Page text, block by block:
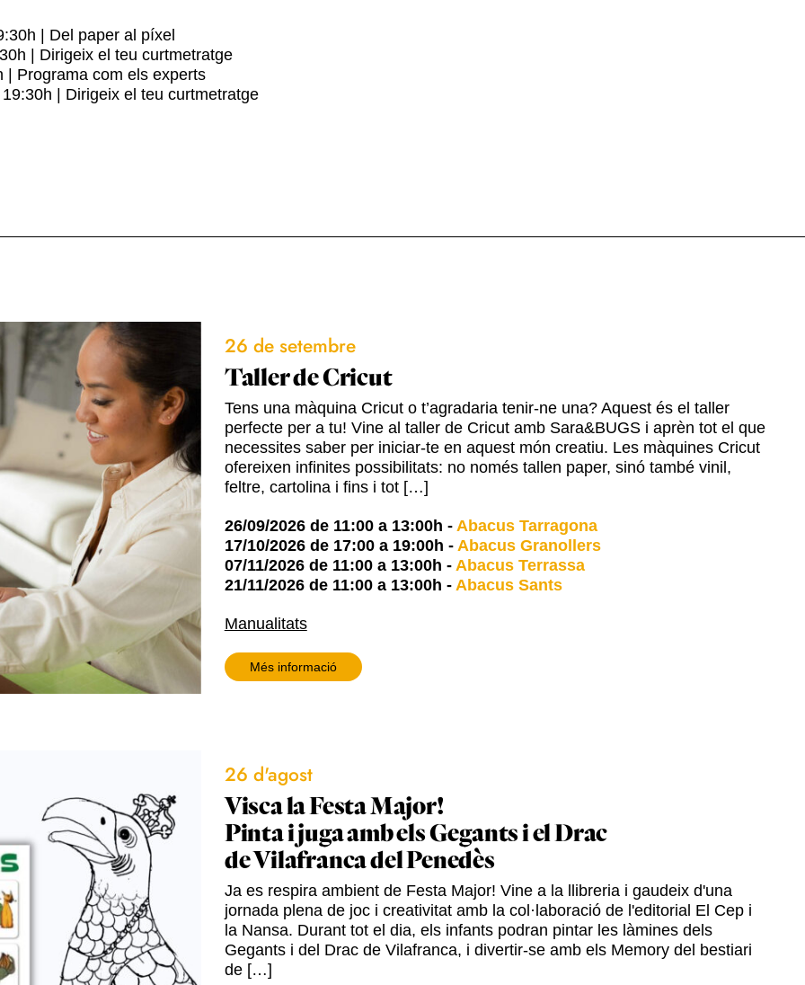
| Del paper al píxel
| Dirigeix el teu curtmetratge
| Programa com els experts
| Dirigeix el teu curtmetratge
26 de setembre
Taller de Cricut
Tens una màquina Cricut o t’agradaria tenir-ne una? Aquest és el taller
perfecte per a tu! Vine al taller de Cricut amb Sara&BUGS i aprèn tot el que
necessites saber per iniciar-te en aquest món creatiu. Les màquines Cricut
ofereixen infinites possibilitats: no només tallen paper, sinó també vinil,
feltre, cartolina i fins i tot […]
26/09/2026 de 11:00 a 13:00h - Abacus Tarragona
17/10/2026 de 17:00 a 19:00h - Abacus Granollers
07/11/2026 de 11:00 a 13:00h - Abacus Terrassa
21/11/2026 de 11:00 a 13:00h - Abacus Sants
Manualitats
Més informació
26 d'agost
Visca la Festa Major!
Pinta i juga amb els Gegants i el Drac
de Vilafranca del Penedès
Ja es respira ambient de Festa Major! Vine a la llibreria i gaudeix d'una
jornada plena de joc i creativitat amb la col·laboració de l'editorial El Cep i
la Nansa. Durant tot el dia, els infants podran pintar les làmines dels
Gegants i del Drac de Vilafranca, i divertir-se amb els Memory del bestiari
de […]